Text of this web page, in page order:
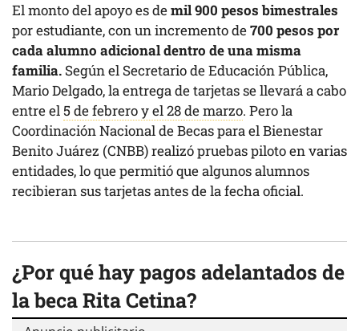
El monto del apoyo es demil 900 pesos bimestrales
por estudiante, con un incremento de700 pesos por
cada alumno adicional dentro de una misma
familia. Según el Secretario de Educación Pública,
Mario Delgado, la entrega de tarjetas se llevará a cabo
entre el5 de febrero y el 28 de marzo. Pero la
Coordinación Nacional de Becas para el Bienestar
Benito Juárez (CNBB) realizó pruebas piloto en varias
entidades, lo que permitió que algunos alumnos
recibieran sus tarjetas antes de la fecha oficial.
¿Por qué hay pagos adelantados de
la beca Rita Cetina?